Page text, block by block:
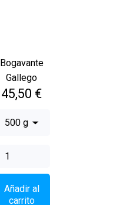
Bogavante
Gallego
Precio
45,50 €
Añadir al
carrito